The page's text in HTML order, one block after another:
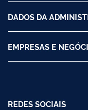
DADOS DA
EMPRESAS E
REDES SOCIAIS